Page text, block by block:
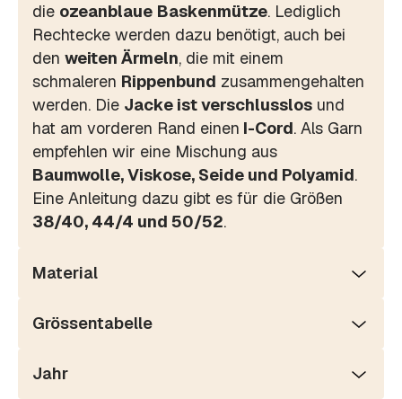
die ozeanblaue Baskenmütze. Lediglich
Rechtecke werden dazu benötigt, auch bei
den weiten Ärmeln, die mit einem
schmaleren Rippenbund zusammengehalten
werden. Die Jacke ist verschlusslos und
hat am vorderen Rand einen I-Cord. Als Garn
empfehlen wir eine Mischung aus
Baumwolle, Viskose, Seide und Polyamid.
Eine Anleitung dazu gibt es für die Größen
38/40, 44/4 und 50/52.
Material
Grössentabelle
Jahr